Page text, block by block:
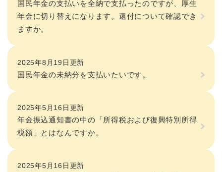
国民年金の支払いを全納で支払ったのですが、厚生
年金に切り替えになります。還付について確認でき
ますか。
2025年8月19日更新
国民年金の未納分を支払いたいです。
2025年5月16日更新
年金振込通知書の中の「所得税および復興特別所得
税額」とはなんですか。
2025年5月16日更新